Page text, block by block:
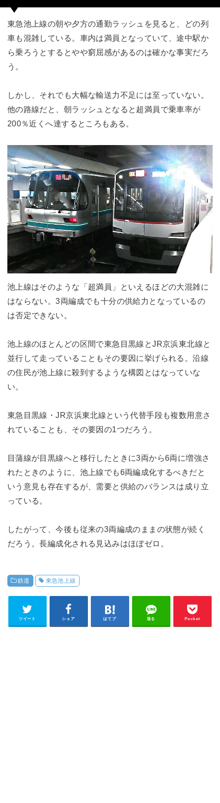
東急池上線の朝や夕方の通勤ラッシュを見ると、どの列
車も混雑している。車内は満員となっていて、途中駅か
ら乗ろうとするとやや窮屈感があるのは確かな事実だろ
う。
しかし、それでも大幅な輸送力不足には至っていない。
他の路線だと、朝ラッシュとなると超満員で乗車率が
200％近くへ達するところもある。
池上線はそのような「超満員」といえるほどの大混雑に
はならない。3両編成でも十分の供給力となっているの
は否定できない。
池上線のほとんどの区間で東急目黒線とJR京浜東北線と
並行して走っていることもその要因に挙げられる。沿線
の住民が池上線に殺到するような構図とはなっていな
い。
東急目黒線・JR京浜東北線という代替手段も複数用意さ
れていることも、その要因の1つだろう。
目蒲線が目黒線へと移行したときに3両から6両に増強さ
れたときのように、池上線でも6両編成化するべきだと
いう意見も存在するが、需要と供給のバランスは成り立
っている。
したがって、今後も従来の3両編成のままの状態が続く
だろう。長編成化される見込みはほぼゼロ。
鉄道 東急池上線
ツイート シェア はてブ 送る Pocket